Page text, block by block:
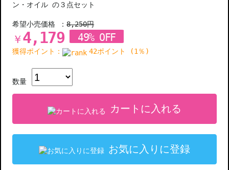
ン・オイル の３点セット
希望小売価格 ：8,250円
￥ 4,179 49% OFF
獲得ポイント： 42ポイント (1％)
数量
カートに入れる
お気に入りに登録